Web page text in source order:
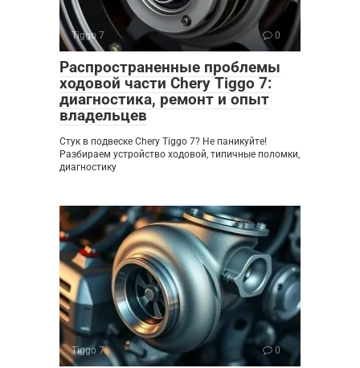
Tiggo 7 0
Распространенные проблемы
ходовой части Chery Tiggo 7:
диагностика, ремонт и опыт
владельцев
Стук в подвеске Chery Tiggo 7? Не паникуйте!
Разбираем устройство ходовой, типичные поломки,
диагностику
Tiggo 7 0